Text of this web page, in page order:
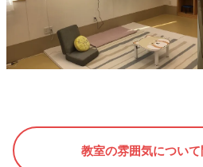
教室の雰囲気につい